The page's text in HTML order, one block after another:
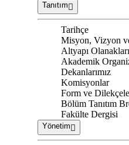
Tanıtım
Tarihçe
Misyon, Vizyon
Altyapı Olanakları
Akademik
Dekanlarımız
Komisyonlar
Form ve
Bölüm Tanıtım
Fakülte Dergisi
Yönetim